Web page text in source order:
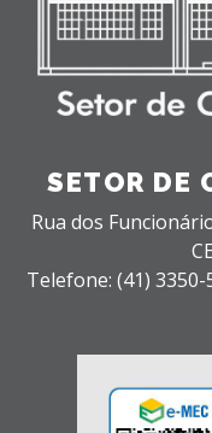
SETOR DE
Rua dos
Telefone: (41)